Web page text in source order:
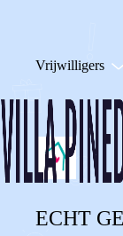
Vrijwilligers
ECHT